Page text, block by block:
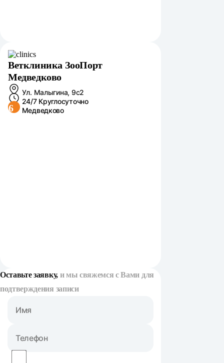
Ветклиника ЗооПорт
Медведково
Ул. Малыгина, 9с2
24/7 Круглосуточно
6 Медведково
Оставьте заявку, и мы свяжемся с Вами для
подтверждения записи